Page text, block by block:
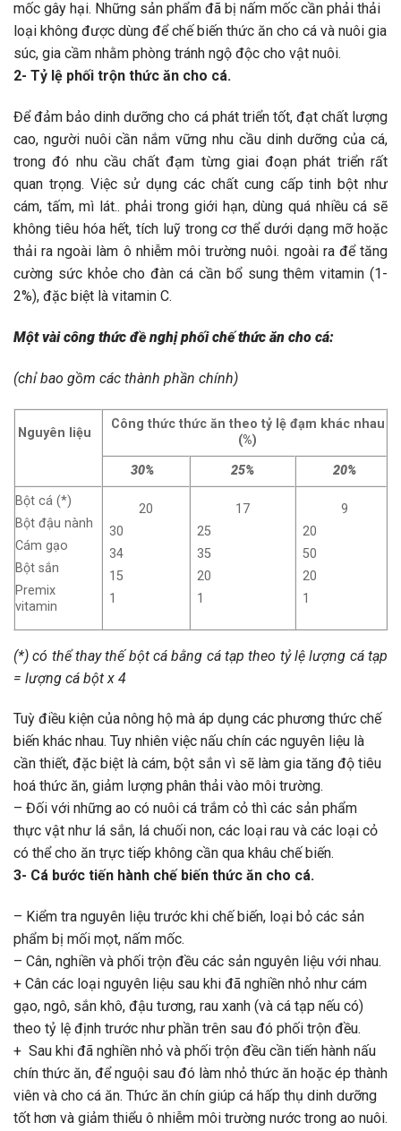
mốc gây hại. Những sản phẩm đã bị nấm mốc cần phải thải
loại không được dùng để chế biến thức ăn cho cá và nuôi gia
súc, gia cầm nhằm phòng tránh ngộ độc cho vật nuôi.
2- Tỷ lệ phối trộn thức ăn cho cá.
Để đảm bảo dinh dưỡng cho cá phát triển tốt, đạt chất lượng
cao, người nuôi cần nắm vững nhu cầu dinh dưỡng của cá,
trong đó nhu cầu chất đạm từng giai đoạn phát triển rất
quan trọng. Việc sử dụng các chất cung cấp tinh bột như
cám, tấm, mì lát.. phải trong giới hạn, dùng quá nhiều cá sẽ
không tiêu hóa hết, tích luỹ trong cơ thể dưới dạng mỡ hoặc
thải ra ngoài làm ô nhiễm môi trường nuôi. ngoài ra để tăng
cường sức khỏe cho đàn cá cần bổ sung thêm vitamin (1-
2%), đặc biệt là vitamin C.
Một vài công thức đề nghị phối chế thức ăn cho cá:
(chỉ bao gồm các thành phần chính)
Nguyên liệu
Công thức thức ăn theo tỷ lệ đạm khác nhau
(%)
30%
25%
20%
Bột cá (*)
Bột đậu nành
Cám gạo
Bột sắn
Premix
vitamin
20
30
34
15
1
17
25
35
20
1
9
20
50
20
1
(*) có thể thay thế bột cá bằng cá tạp theo tỷ lệ lượng cá tạp
= lượng cá bột x 4
Tuỳ điều kiện của nông hộ mà áp dụng các phương thức chế
biến khác nhau. Tuy nhiên việc nấu chín các nguyên liệu là
cần thiết, đặc biệt là cám, bột sắn vì sẽ làm gia tăng độ tiêu
hoá thức ăn, giảm lượng phân thải vào môi trường.
– Đối với những ao có nuôi cá trắm cỏ thì các sản phẩm
thực vật như lá sắn, lá chuối non, các loại rau và các loại cỏ
có thể cho ăn trực tiếp không cần qua khâu chế biến.
3- Cá bước tiến hành chế biến thức ăn cho cá.
– Kiểm tra nguyên liệu trước khi chế biến, loại bỏ các sản
phẩm bị mối mọt, nấm mốc.
– Cân, nghiền và phối trộn đều các sản nguyên liệu với nhau.
+ Cân các loại nguyên liệu sau khi đã nghiền nhỏ như cám
gạo, ngô, sắn khô, đậu tương, rau xanh (và cá tạp nếu có)
theo tỷ lệ định trước như phần trên sau đó phối trộn đều.
+ Sau khi đã nghiền nhỏ và phối trộn đều cần tiến hành nấu
chín thức ăn, để nguội sau đó làm nhỏ thức ăn hoặc ép thành
viên và cho cá ăn. Thức ăn chín giúp cá hấp thụ dinh dưỡng
tốt hơn và giảm thiểu ô nhiễm môi trường nước trong ao nuôi.